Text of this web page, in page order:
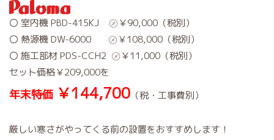
〇 室内機 PBD-415KJ ㋱￥90,000（税別）
〇 熱源機 DW-6000 ㋱￥108,000（税別）
〇 施工部材 PDS-CCH2 ㋱￥11,000（税別）
セット価格￥209,000を
年末特価 ￥144,700 （税・工事費別）
厳しい寒さがやってくる前の設置をおすすめします！